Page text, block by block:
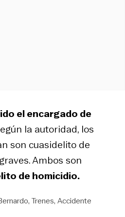
el encargado de
la autoridad, los
son cuasidelito de
Ambos son
de homicidio.
Trenes Accidente